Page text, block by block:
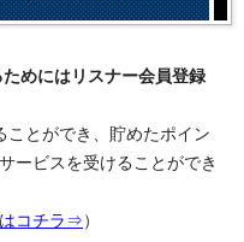
めにはリスナー会員登録
とができ、貯めたポイン
ービスを受けることができ
コチラ⇒）